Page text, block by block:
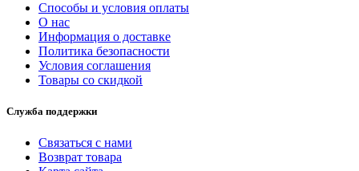
Способы и условия оплаты
О нас
Информация о доставке
Политика безопасности
Условия соглашения
Товары со скидкой
Служба поддержки
Связаться с нами
Возврат товара